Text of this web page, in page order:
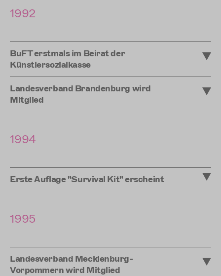
1992
BuFT erstmals im Beirat der
Künstlersozialkasse
Landesverband Brandenburg wird
Mitglied
1994
Erste Auflage "Survival Kit" erscheint
1995
Landesverband Mecklenburg-
Vorpommern wird Mitglied